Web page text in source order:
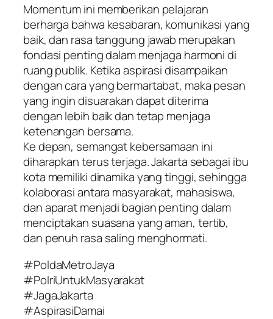
Momentum ini memberikan pelajaran
berharga bahwa kesabaran, komunikasi yang
baik, dan rasa tanggung jawab merupakan
fondasi penting dalam menjaga harmoni di
ruang publik. Ketika aspirasi disampaikan
dengan cara yang bermartabat, maka pesan
yang ingin disuarakan dapat diterima
dengan lebih baik dan tetap menjaga
ketenangan bersama.
Ke depan, semangat kebersamaan ini
diharapkan terus terjaga. Jakarta sebagai ibu
kota memiliki dinamika yang tinggi, sehingga
kolaborasi antara masyarakat, mahasiswa,
dan aparat menjadi bagian penting dalam
menciptakan suasana yang aman, tertib,
dan penuh rasa saling menghormati.
#PoldaMetroJaya
#PolriUntukMasyarakat
#JagaJakarta
#AspirasiDamai